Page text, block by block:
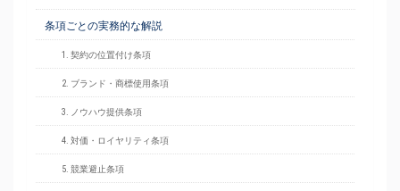
条項ごとの実務的な解説
1. 契約の位置付け条項
2. ブランド・商標使用条項
3. ノウハウ提供条項
4. 対価・ロイヤリティ条項
5. 競業避止条項